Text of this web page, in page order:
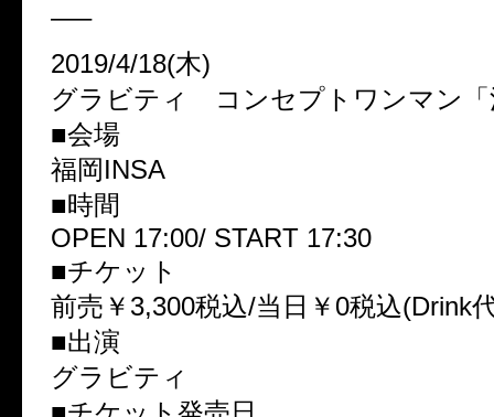
—–
2019/4/18(木)
グラビティ コンセプトワンマン「
■会場
福岡INSA
■時間
OPEN 17:00/ START 17:30
■チケット
前売￥3,300税込/当日￥0税込(Drink
■出演
グラビティ